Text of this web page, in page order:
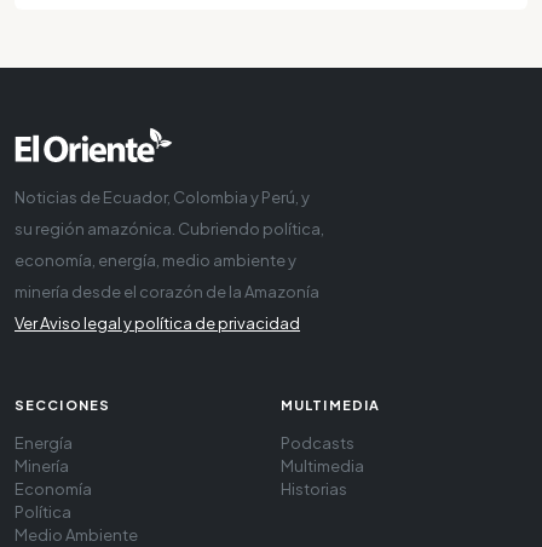
Noticias de Ecuador, Colombia y Perú, y
su región amazónica. Cubriendo política,
economía, energía, medio ambiente y
minería desde el corazón de la Amazonía
Ver Aviso legal y política de privacidad
SECCIONES
Energía
Minería
Economía
Política
Medio Ambiente
MULTIMEDIA
Podcasts
Multimedia
Historias